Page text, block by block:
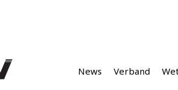
News Verband